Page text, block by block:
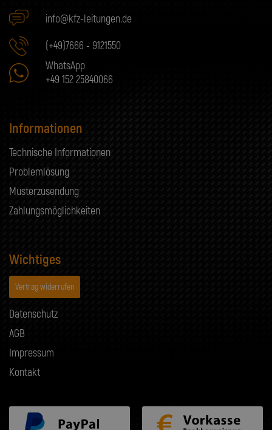
info@kfz-leitungen.de
(+49)7666 - 9121550
WhatsApp
+49 152 25840066
Informationen
Technische Informationen
Problemlösung
Musterzusendung
Zahlungsmöglichkeiten
Wichtiges
Vertrag widerrufen
Datenschutz
AGB
Impressum
Kontakt